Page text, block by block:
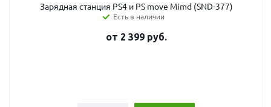
Зарядная станция PS4 и PS move Mimd (SND-377)
Есть в наличии
от 2 399руб.